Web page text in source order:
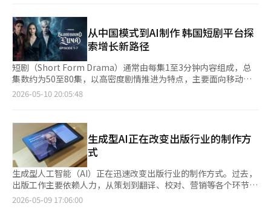
儿相关的事件而与另一个世界线的自己相遇，并与企图成为神的文
物阴谋作斗争。 Kakao娱乐相关人士表示：“网络小说、网络漫
画和动画将在一个月内相继发布，预计将再次引发对《盗墓王》的
关注。我们将努力将其发展为一个不仅吸引现有粉丝，还能通过动
画首次接触作品的用户的IP。” 此外，Kakao页面为庆祝《盗墓
王：终局》的发布，设立了介绍原作核心情节和经典场景的页面，
并开展多种用户活动。※ 本报道经人工智能（AI）系统翻译与编
辑。
润较去年同期的3700万元增长了4.9%。 此次业绩的增长被分析为
电子书订阅服务向网络漫画、网络小说等内容领域的扩展，吸引了
新用户并保持了现有订阅者。密利的书房持续获取民音社的世界文
学全集等常销书、畅销书和新书，同时也在扩大原创内容。 去
年，密利的书房推出了网络小说和网络漫画内容服务“密利故
事”，以多样化数字阅读体验。今年，通过对连载创作平台“密利
路”的改版，新增了基于用户作品欣赏数据的“AI推荐策划”功
能。 目前，密利的书房基于23万本以上的电子书内容，运营电子
机构的B2B以及基于通信公司合作的B2B2C渠道扩展业务。 特别
是与SK电信、KT、LG U+等通信公司的合作套餐扩展和企业订阅
服务的增长，已对业绩的提升产生了积极影响。密利的书房最近通
过扩大与大企业和公共机构的B2B业务以及加强与虚拟移动网络运
营商（MVNO）的合作，推动渠道多元化。 AI基础服务的提升也在
持续推进中。密利的书房引入了AI智能关键词、AI TTS服务和基于
AI的对话式阅读服务“AI独读”，并专注于增强自身推荐系统和数
据驱动的策划功能。 未来，密利的书房计划持续获取常销书和畅
从中国模式到AI制作 韩国短剧平台探
索增长新路径
短剧（Short Form Drama）通常由每集1至3分钟内容组成，总
集数约为50至80集，以高密度剧情推进为特点，主要面向移动端
观看场景。凭借竖屏形式与碎片化消费特征，短剧正逐渐成为“快
在其中的女主人公陷入悲剧性爱情——这样的设定看似出自电视剧
或电影，但画面风格却更接近游戏CG。这正是韩国短视频平台
Vigloo近期推出的短剧《Bloodbound Luna》。 随着短剧内容快
速扩张，越来越多用户在地铁通勤、午休或睡前刷手机时，因剧情
推进节奏紧凑而连续观看数十集。短剧也逐渐从“碎片化娱乐”演
变为移动端的重要内容消费形式。 目前，全球短剧市场仍由中国
企业主导。韩国市场排名靠前的平台DramaBox、DramaWave
等，亦大规模引进中国短剧内容，并通过高频更新迅速扩大用户规
2026-05-10 20:05:48
生成型AI正在改变出版行业的制作方
式
生成型人工智能（AI）正在迅速改变出版行业的制作方式。过去，
出版工作主要依赖人力，从策划到翻译、校对、营销等各个环节，
而现在，随着AI基础的自动化和协作结构的重组，行业的变化正在
2026-05-09 17:06:00